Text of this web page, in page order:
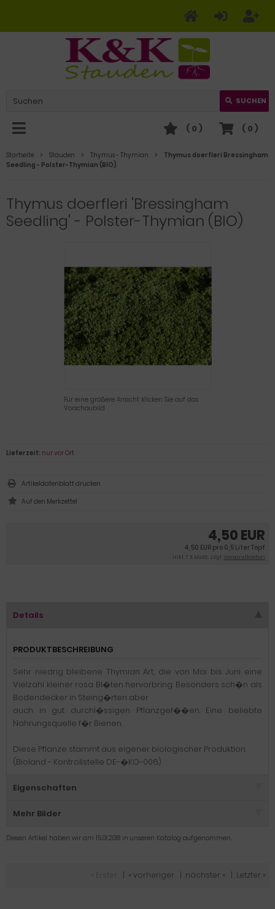
SUCHEN
( 0 )
( 0 )
Startseite Stauden Thymus - Thymian
Thymus doerfleri Bressingham
Seedling - Polster-Thymian (BIO)
Thymus doerfleri 'Bressingham
Seedling' - Polster-Thymian (BIO)
Für eine größere Ansicht klicken Sie auf das
Vorschaubild
4,50 EUR
4,50 EUR pro 0,5 Liter Topf
inkl. 7 % MwSt. zzgl.Versandkosten
Lieferzeit: nur vor Ort
Artikeldatenblatt drucken
Details
PRODUKTBESCHREIBUNG
Sehr niedrig bleibene Thymian Art, die von Mai bis Juni eine
Vielzahl kleiner rosa Bl�ten hervorbring. Besonders sch�n als
Bodendecker in Steing�rten aber
auch in gut durchl�ssigen Pflanzgef��en. Eine beliebte
Nahrungsquelle f�r Bienen.
Diese Pflanze stammt aus eigener biologischer Produktion.
(Bioland - Kontrollstelle DE-�KO-006).
Eigenschaften
Mehr Bilder
Diesen Artikel haben wir am 15.01.2018 in unseren Katalog aufgenommen.
« vorheriger nächster » Letzter »